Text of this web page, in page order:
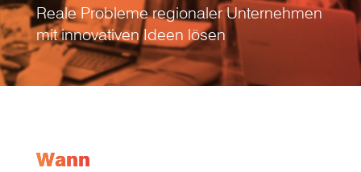
Reale Probleme regionaler Unternehmen
mit innovativen Ideen lösen
Wann